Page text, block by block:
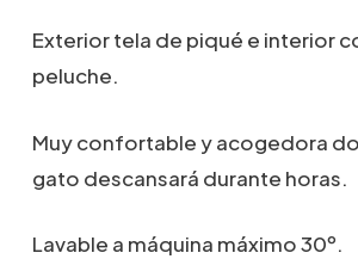
69,00€
Exterior tela de piqué e interior
peluche.
Muy confortable y acogedora
gato descansará durante horas.
Lavable a máquina máximo 30º.